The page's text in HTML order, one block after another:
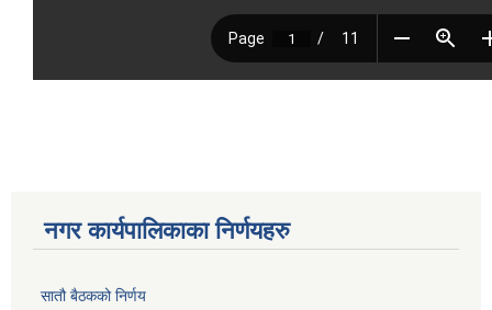
नगर कार्यपालिकाका निर्णयहरु
सातौ बैठकको निर्णय